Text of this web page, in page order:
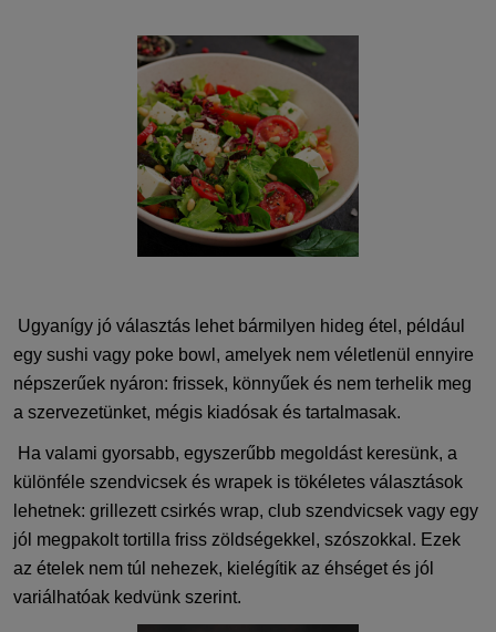
Ugyanígy jó választás lehet bármilyen hideg étel, például
egy sushi vagy poke bowl , amelyek nem véletlenül ennyire
népszerűek nyáron: frissek, könnyűek és nem terhelik meg
a szervezetünket, mégis kiadósak és tartalmasak.
Ha valami gyorsabb, egyszerűbb megoldást keresünk, a
különféle szendvicsek és wrapek is tökéletes választások
lehetnek: grillezett csirkés wrap, club szendvicsek vagy egy
jól megpakolttortilla friss zöldségekkel, szószokkal. Ezek
az ételek nem túl nehezek, kielégítik az éhséget és jól
variálhatóak kedvünk szerint.